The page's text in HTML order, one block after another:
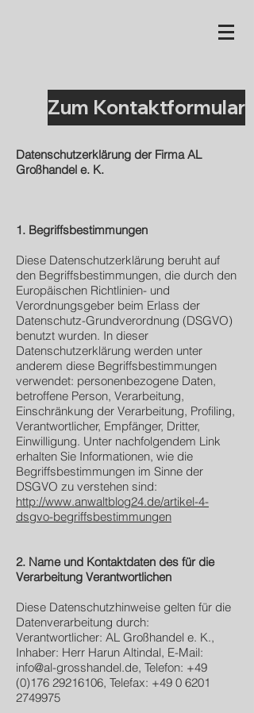
Zum Kontaktformular
Datenschutzerklärung der Firma AL
Großhandel e. K.
1. Begriffsbestimmungen
Diese Datenschutzerklärung beruht auf
den Begriffsbestimmungen, die durch den
Europäischen Richtlinien- und
Verordnungsgeber beim Erlass der
Datenschutz-Grundverordnung (DSGVO)
benutzt wurden. In dieser
Datenschutzerklärung werden unter
anderem diese Begriffsbestimmungen
verwendet: personenbezogene Daten,
betroffene Person, Verarbeitung,
Einschränkung der Verarbeitung, Profiling,
Verantwortlicher, Empfänger, Dritter,
Einwilligung. Unter nachfolgendem Link
erhalten Sie Informationen, wie die
Begriffsbestimmungen im Sinne der
DSGVO zu verstehen sind:
http://www.anwaltblog24.de/artikel-4-
dsgvo-begriffsbestimmungen
2. Name und Kontaktdaten des für die
Verarbeitung Verantwortlichen
Diese Datenschutzhinweise gelten für die
Datenverarbeitung durch:
Verantwortlicher: AL Großhandel e. K.,
Inhaber: Herr Harun Altindal, E-Mail:
info@al-grosshandel.de, Telefon: +49
(0)176 29216106, Telefax: +49 0 6201
2749975